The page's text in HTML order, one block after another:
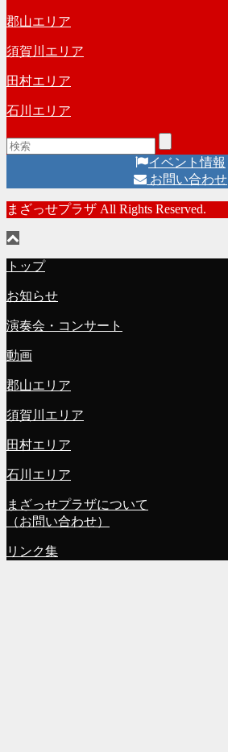
郡山エリア
須賀川エリア
田村エリア
石川エリア
イベント情報
お問い合わせ
まざっせプラザ All Rights Reserved.
トップ
お知らせ
演奏会・コンサート
動画
郡山エリア
須賀川エリア
田村エリア
石川エリア
まざっせプラザについて
（お問い合わせ）
リンク集